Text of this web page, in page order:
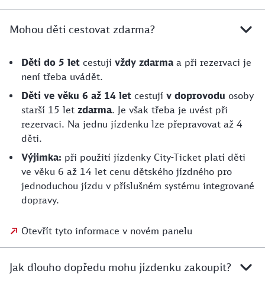
Mohou děti cestovat zdarma?
Děti do 5 let cestují vždy zdarma a při rezervaci je
není třeba uvádět.
Děti ve věku 6 až 14 let cestují v doprovodu osoby
starší 15 let zdarma. Je však třeba je uvést při
rezervaci. Na jednu jízdenku lze přepravovat až 4
děti.
Výjimka: při použití jízdenky City-Ticket platí děti
ve věku 6 až 14 let cenu dětského jízdného pro
jednoduchou jízdu v příslušném systému integrované
dopravy.
Otevřít tyto informace v novém panelu
Jak dlouho dopředu mohu jízdenku zakoupit?